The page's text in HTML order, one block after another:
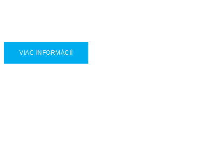
VIAC INFORMÁCIÍ